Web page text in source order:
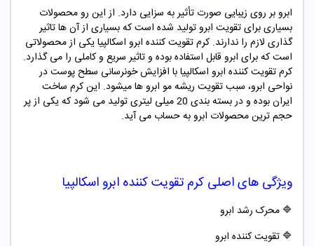
ابرو بر روی زیبایی صورت تأثیر به سزایی دارد. از این رو محصولات
بسیاری برای تقویت ابرو تولید شده است که بسیاری از آن ها تاثیر
گذاری لازم را ندارند. کرم تقویت کننده ابرو اسکالپیا یکی از محصولاتی
است که برای ابرو قابل استفاده بوده و تاثیر سریع و کاملی را می گذارد.
کرم تقویت کننده ابرو اسکالپیا با افزایش خونرسانی سطح پوست در
نواحی ابرو، سبب تقویت ریشه مو ابرو ها میشود. این کرم ساخت
ایران بوده و در بسته بندی 20 میلی لیتری تولید می شود که یکی از پر
حجم ترین محصولات ابرو به حساب می آید.
ویژگی های اصلی کرم تقویت کننده ابرو اسکالپیا
🔷 محرک رشد ابرو
🔷 تقویت کننده ابرو